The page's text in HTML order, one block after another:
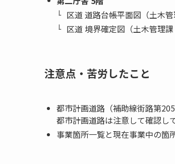
区道 道路台帳平面図（土木管
区道 境界確定図（土木管理課
注意点・苦労したこと
都市計画道路（補助線街路第
都市計画道路は注意して確認し
事業箇所一覧と現在事業中の箇